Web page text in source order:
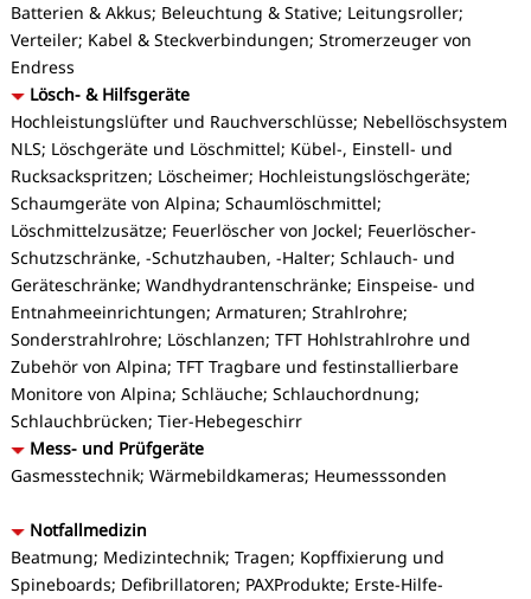
Batterien & Akkus; Beleuchtung & Stative; Leitungsroller;
Verteiler; Kabel & Steckverbindungen; Stromerzeuger von
Endress
Lösch- & Hilfsgeräte
Hochleistungslüfter und Rauchverschlüsse; Nebellöschsystem
NLS; Löschgeräte und Löschmittel; Kübel-, Einstell- und
Rucksackspritzen; Löscheimer; Hochleistungslöschgeräte;
Schaumgeräte von Alpina; Schaumlöschmittel;
Löschmittelzusätze; Feuerlöscher von Jockel; Feuerlöscher-
Schutzschränke, -Schutzhauben, -Halter; Schlauch- und
Geräteschränke; Wandhydrantenschränke; Einspeise- und
Entnahmeeinrichtungen; Armaturen; Strahlrohre;
Sonderstrahlrohre; Löschlanzen; TFT Hohlstrahlrohre und
Zubehör von Alpina; TFT Tragbare und festinstallierbare
Monitore von Alpina; Schläuche; Schlauchordnung;
Schlauchbrücken; Tier-Hebegeschirr
Mess- und Prüfgeräte
Gasmesstechnik; Wärmebildkameras; Heumesssonden
Notfallmedizin
Beatmung; Medizintechnik; Tragen; Kopffixierung und
Spineboards; Defibrillatoren; PAXProdukte; Erste-Hilfe-